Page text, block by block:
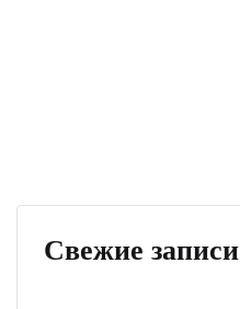
Свежие записи